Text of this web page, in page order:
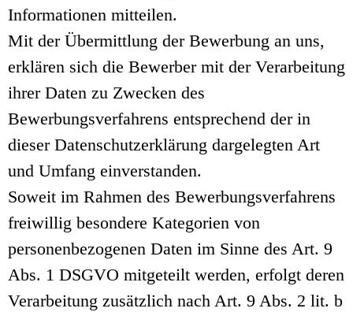
Informationen mitteilen.
Mit der Übermittlung der Bewerbung an uns,
erklären sich die Bewerber mit der Verarbeitung
ihrer Daten zu Zwecken des
Bewerbungsverfahrens entsprechend der in
dieser Datenschutzerklärung dargelegten Art
und Umfang einverstanden.
Soweit im Rahmen des Bewerbungsverfahrens
freiwillig besondere Kategorien von
personenbezogenen Daten im Sinne des Art. 9
Abs. 1 DSGVO mitgeteilt werden, erfolgt deren
Verarbeitung zusätzlich nach Art. 9 Abs. 2 lit. b